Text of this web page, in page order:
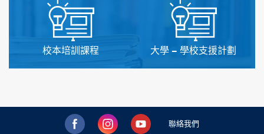
校本培訓課程 大學 – 學校支援計劃
聯絡我們